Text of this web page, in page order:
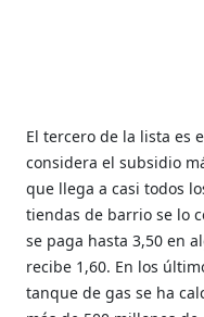
El tercero de la lista es
considera el subsidio
que llega a casi todos
tiendas de barrio se lo
se paga hasta 3,50 en
recibe 1,60. En los
tanque de gas se ha